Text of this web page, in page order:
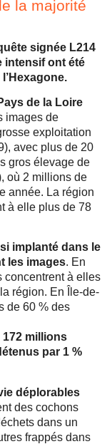
la majorité
signée L214
intensif ont été
de la Loire
images de
exploitation
avec plus de 20
gros élevage de
où 2 millions de
année. La région
à elle plus de 78
implanté dans le
les images. En
concentrent à elles
région. En Île-de-
de 60 % des
172 millions
par 1 %
déplorables
des cochons
dans un
frappés dans